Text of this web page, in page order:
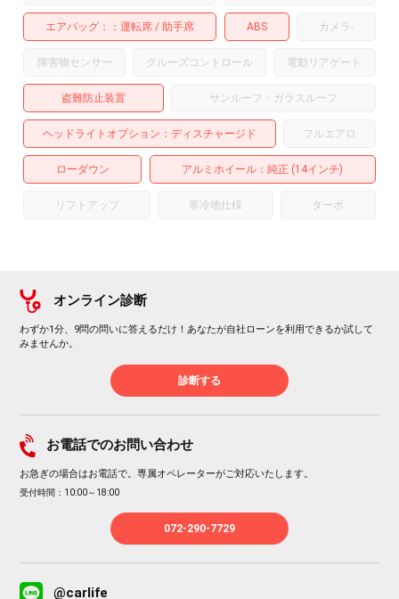
エアバッグ： 運転席 助手席 ABS カメラ-
障害物センサー クルーズコントロール 電動リアゲート
盗難防止装置 サンルーフ・ガラスルーフ
ヘッドライトオプション ディスチャージド フルエアロ
ローダウン アルミホイール ：純正 (14インチ)
リフトアップ 寒冷地仕様 ターボ
オンライン診断
わずか1分、9問の問いに答えるだけ！あなたが自社ローンを利用できるか試して
みませんか。
診断する
お電話でのお問い合わせ
お急ぎの場合はお電話で。専属オペレーターがご対応いたします。
受付時間：10:00～18:00
072-290-7729
@carlife